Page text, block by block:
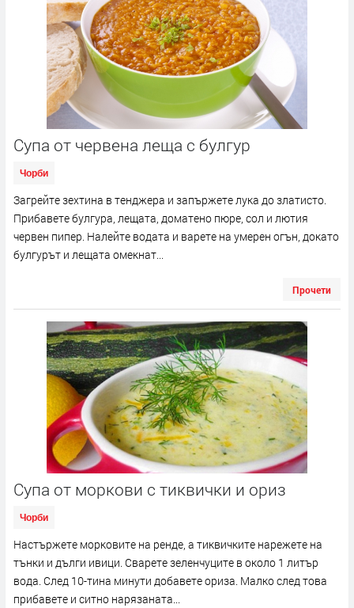
Супа от червена леща с булгур
Чорби
Загрейте зехтина в тенджера и запържете лука до златисто.
Прибавете булгура, лещата, доматено пюре, сол и лютия
червен пипер. Налейте водата и варете на умерен огън, докато
булгурът и лещата омекнат...
Прочети
Супа от моркови с тиквички и ориз
Чорби
Настържете морковите на ренде, а тиквичките нарежете на
тънки и дълги ивици. Сварете зеленчуците в около 1 литър
вода. След 10-тина минути добавете ориза. Малко след това
прибавете и ситно нарязаната...